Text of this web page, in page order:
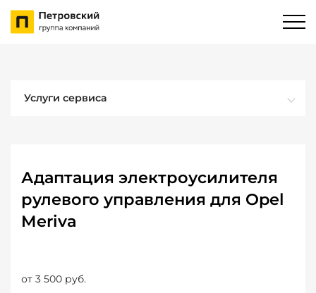
Услуги сервиса
Адаптация электроусилителя
рулевого управления для Opel
Meriva
от 3 500 руб.